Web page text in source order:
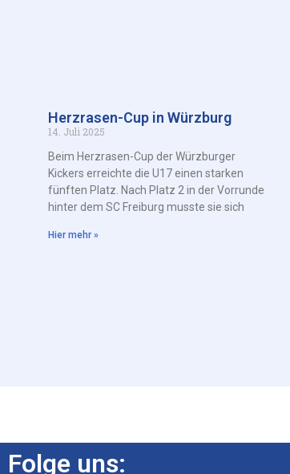
Herzrasen-Cup in Würzburg
14. Juli 2025
Beim Herzrasen-Cup der Würzburger
Kickers erreichte die U17 einen starken
fünften Platz. Nach Platz 2 in der Vorrunde
hinter dem SC Freiburg musste sie sich
Hier mehr »
Folge uns: